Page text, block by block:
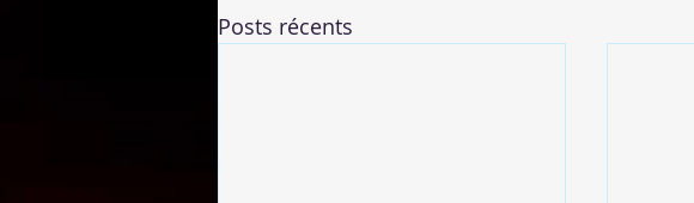
Posts récents